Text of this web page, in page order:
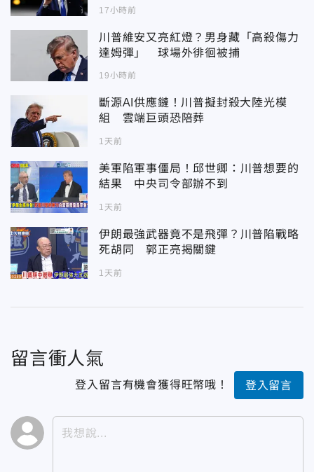
17小時前
川普維安又亮紅燈？男身藏「高殺傷力
達姆彈」 球場外徘徊被捕
19小時前
斷源AI供應鏈！川普擬封殺大陸光模
組 雲端巨頭恐陪葬
1天前
美軍陷軍事僵局！邱世卿：川普想要的
結果 中央司令部辦不到
1天前
伊朗最強武器竟不是飛彈？川普陷戰略
死胡同 郭正亮揭關鍵
1天前
留言衝人氣
登入留言有機會獲得旺幣哦！ 登入留言